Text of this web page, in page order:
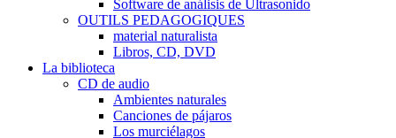
Software de análisis de Ultrasonido
OUTILS PEDAGOGIQUES
material naturalista
Libros, CD, DVD
La biblioteca
CD de audio
Ambientes naturales
Canciones de pájaros
Los murciélagos